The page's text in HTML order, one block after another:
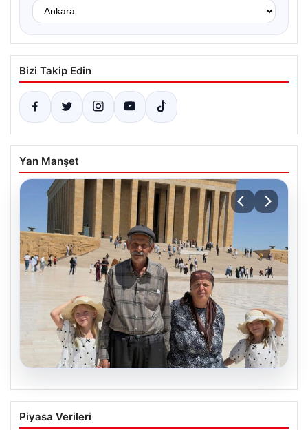
Bizi Takip Edin
Yan Manşet
Yıldırım ailesinin 34 yıllık mucizesi:
Anıtkabir hayali gerçek oldu
Piyasa Verileri